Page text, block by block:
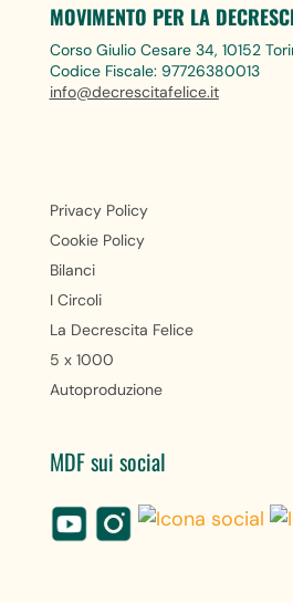
MOVIMENTO PER LA
Corso Giulio Cesare 34, 10152
Codice Fiscale: 97726380013
info@decrescitafelice.it
Privacy Policy
Cookie Policy
Bilanci
I Circoli
La Decrescita Felice
5 x 1000
Autoproduzione
MDF sui social